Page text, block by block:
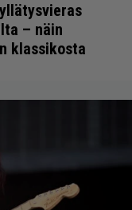
– näin
klassikosta